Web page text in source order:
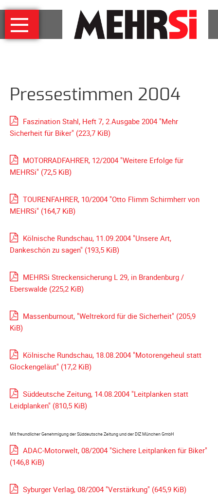
Navigation
überspringen
MEHRSi
Wer
Interview
und
Strategie
Prominente
für
Unterstützen
Spendenkonto
Förderer
werden
Gewerbliche
Flyer
Achte
auf
Merchandise
Aktionen
Unterfahrschutz
Unterfahrschutz
Erfolge
Pressestimmen 2004
Faszination Stahl, Heft 7, 2.Ausgabe 2004 "Mehr
Sicherheit für Biker" (223,7 KiB)
MOTORRADFAHRER, 12/2004 "Weitere Erfolge für
MEHRSi" (72,5 KiB)
TOURENFAHRER, 10/2004 "Otto Flimm Schirmherr von
MEHRSi" (164,7 KiB)
Kölnische Rundschau, 11.09.2004 "Unsere Art,
Dankeschön zu sagen" (193,5 KiB)
MEHRSi Streckensicherung L 29, in Brandenburg /
Eberswalde (225,2 KiB)
Massenburnout, "Weltrekord für die Sicherheit" (205,9
KiB)
Kölnische Rundschau, 18.08.2004 "Motorengeheul statt
Glockengeläut" (17,2 KiB)
Süddeutsche Zeitung, 14.08.2004 "Leitplanken statt
Leidplanken" (810,5 KiB)
Mit freundlicher Genehmigung der Süddeutsche Zeitung und der DIZ München GmbH
ADAC-Motorwelt, 08/2004 "Sichere Leitplanken für Biker"
(146,8 KiB)
Syburger Verlag, 08/2004 "Verstärkung" (645,9 KiB)